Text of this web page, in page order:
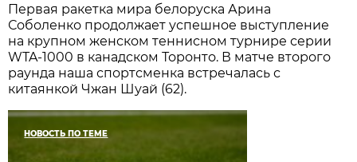
Первая ракетка мира белоруска Арина
Соболенко продолжает успешное выступление
на крупном женском теннисном турнире серии
WTA-1000 в канадском Торонто. В матче второго
раунда наша спортсменка встречалась с
китаянкой Чжан Шуай (62).
НОВОСТЬ ПО ТЕМЕ